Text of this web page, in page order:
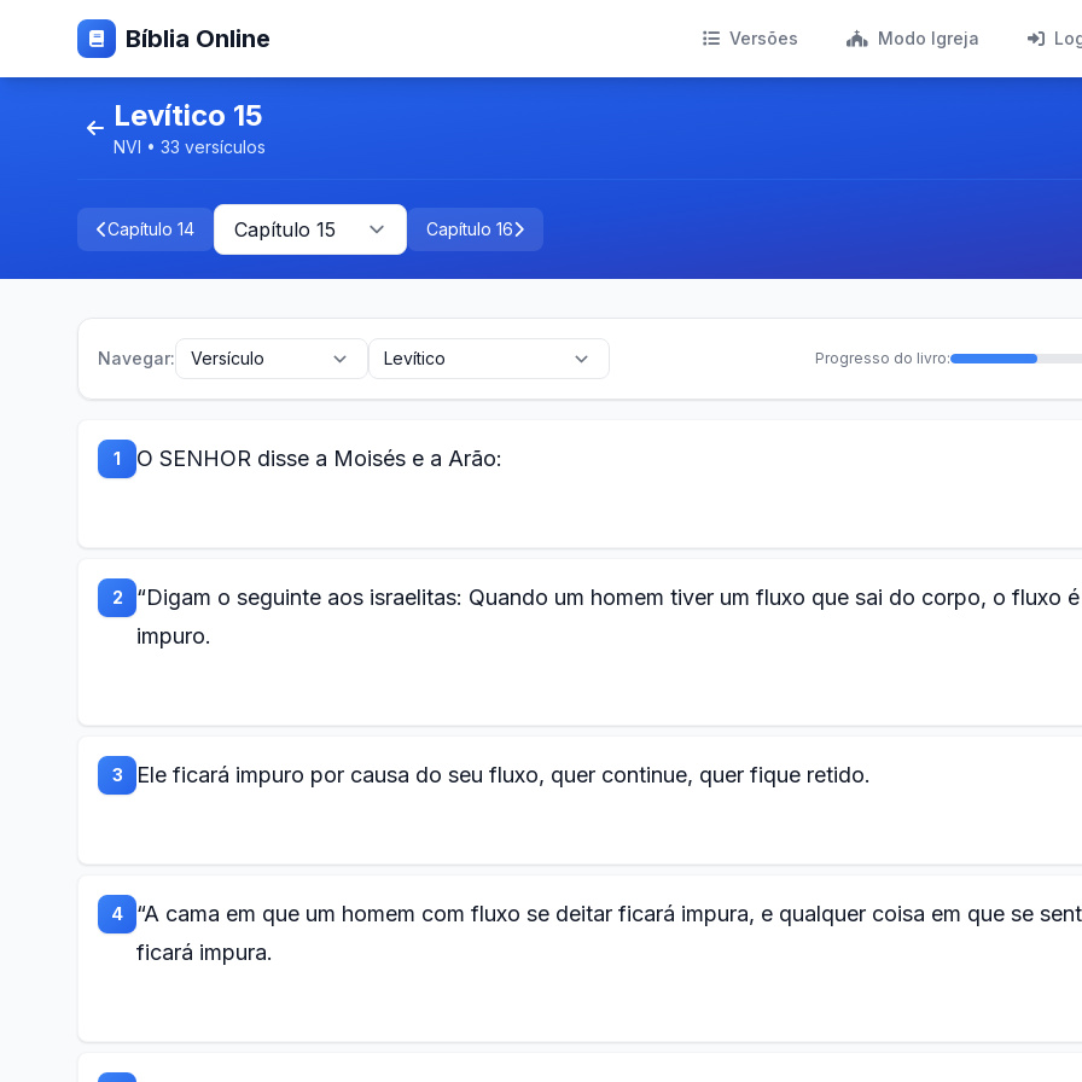
Bíblia Online Versões Modo Igreja
Levítico 15
NVI • 33 versículos
Capítulo 14 Capítulo 16
Navegar: Progresso do livro:
1 O SENHOR disse a Moisés e a Arão:
2
“Digam o seguinte aos israelitas: Quando um homem tiver um fluxo que sai do corpo, o fluxo é
impuro.
3 Ele ficará impuro por causa do seu fluxo, quer continue, quer fique retido.
4
“A cama em que um homem com fluxo se deitar ficará impura, e qualquer coisa em que se
ficará impura.